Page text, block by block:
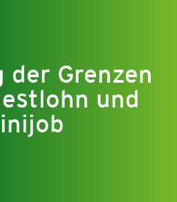
der Grenzen
und